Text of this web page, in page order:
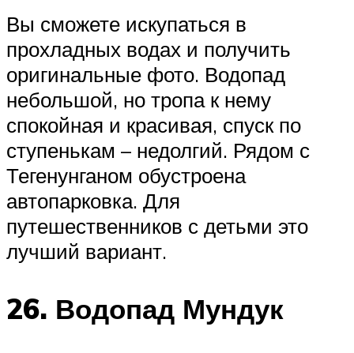
Вы сможете искупаться в
прохладных водах и получить
оригинальные фото. Водопад
небольшой, но тропа к нему
спокойная и красивая, спуск по
ступенькам – недолгий. Рядом с
Тегенунганом обустроена
автопарковка. Для
путешественников с детьми это
лучший вариант.
26. Водопад Мундук